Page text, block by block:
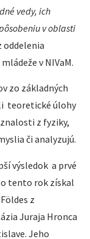
vedy, ich
v oblasti
v NIVaM.
zo základných
teoretické úlohy
z fyziky,
či analyzujú.
výsledok a prvé
tento rok získal
z
Juraja Hronca
Jeho